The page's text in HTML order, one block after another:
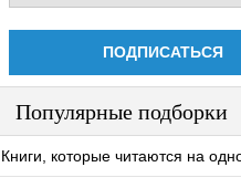
Популярные подборки
Книги, которые читаются на